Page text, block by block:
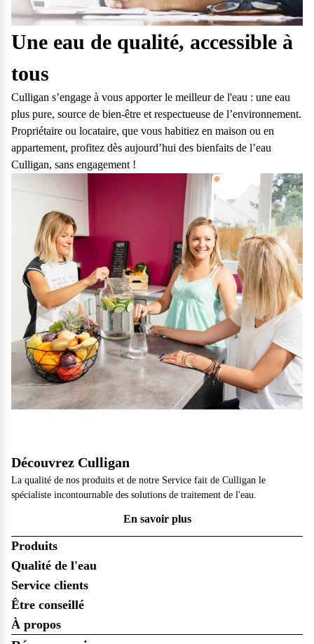
Une eau de qualité, accessible à
tous
Culligan s’engage à vous apporter le meilleur de l'eau : une eau
plus pure, source de bien-être et respectueuse de l’environnement.
Propriétaire ou locataire, que vous habitiez en maison ou en
appartement, profitez dès aujourd’hui des bienfaits de l’eau
Culligan, sans engagement !
Découvrez Culligan
La qualité de nos produits et de notre Service fait de Culligan le
spécialiste incontournable des solutions de traitement de l'eau.
En savoir plus
Produits
Qualité de l'eau
Service clients
Être conseillé
À propos